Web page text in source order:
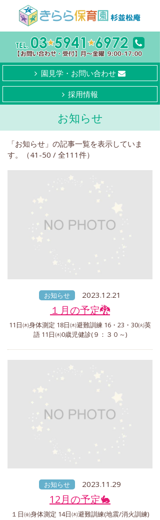
園見学・お問い合わせ
採用情報
お知らせ
「お知らせ」の記事一覧を表示していま
す。（41-50 / 全111件）
お知らせ 2023.12.21
１月の予定🐉
11日㈭身体測定 18日㈭避難訓練 16・23・30㈫英
語 11日㈭0歳児健診(９：３０～)
お知らせ 2023.11.29
12月の予定🐇
１日㈮身体測定 14日㈭避難訓練(地震/消火訓練)